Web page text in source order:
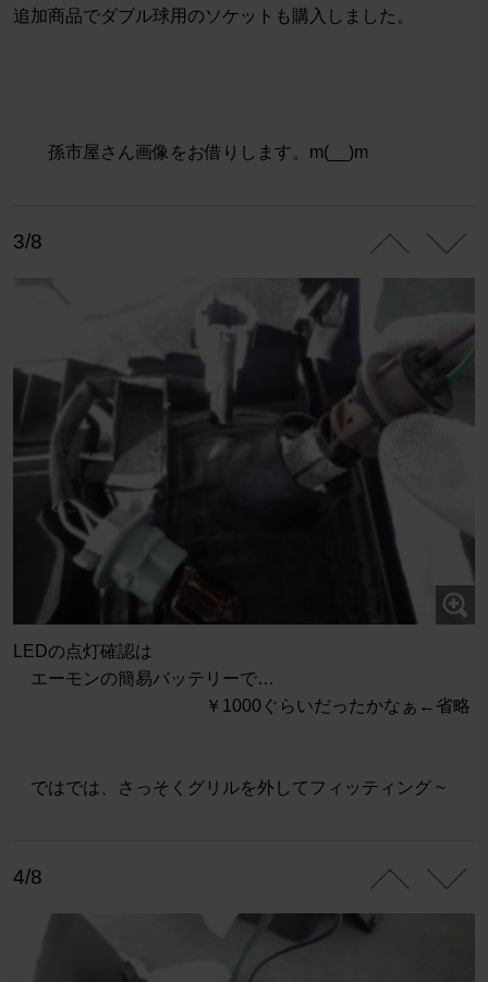
追加商品でダブル球用のソケットも購入しました。
孫市屋さん画像をお借りします。m(__)m
3/8
LEDの点灯確認は
エーモンの簡易バッテリーで…
￥1000ぐらいだったかなぁ←省略
ではでは、さっそくグリルを外してフィッティング ~
4/8